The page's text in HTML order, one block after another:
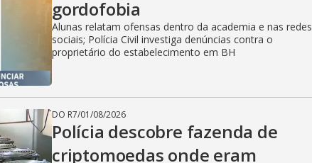
gordofobia
Alunas relatam ofensas dentro da academia e nas redes
sociais; Polícia Civil investiga denúncias contra o
proprietário do estabelecimento em BH
DO R7/01/08/2026
Polícia descobre fazenda de
criptomoedas onde eram